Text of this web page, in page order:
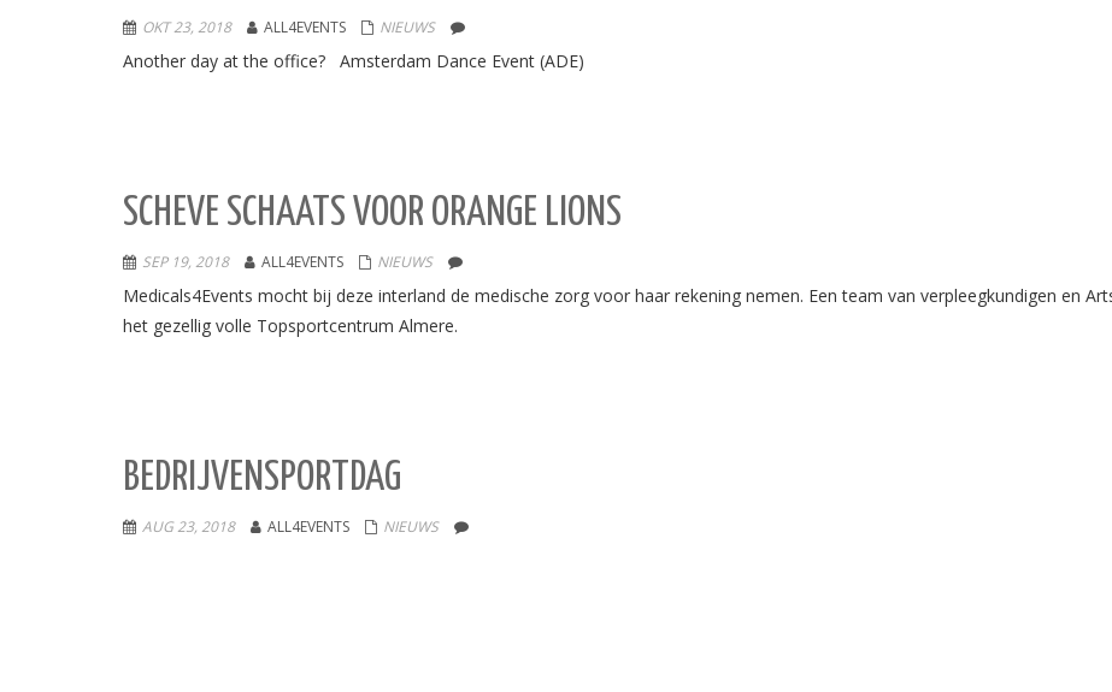
OKT 23, 2018 ALL4EVENTS NIEUWS
Another day at the office? Amsterdam Dance Event (ADE)
SCHEVE SCHAATS VOOR ORANGE LIONS
SEP 19, 2018 ALL4EVENTS NIEUWS
Medicals4Events mocht bij deze interland de medische zorg voor haar rekening nemen. Een team van verpleegkundigen en
het gezellig volle Topsportcentrum Almere.
BEDRIJVENSPORTDAG
AUG 23, 2018 ALL4EVENTS NIEUWS